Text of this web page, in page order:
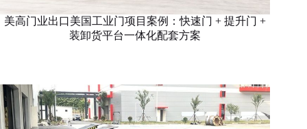
美高门业出口美国工业门项目案例：快速门 + 提升门 +
装卸货平台一体化配套方案